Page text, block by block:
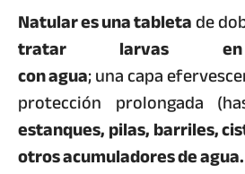
Natular es una tabletade
tratar larvas en
con agua; una capa
protección prolongada
estanques, pilas, barriles,
otros acumuladores de agua.